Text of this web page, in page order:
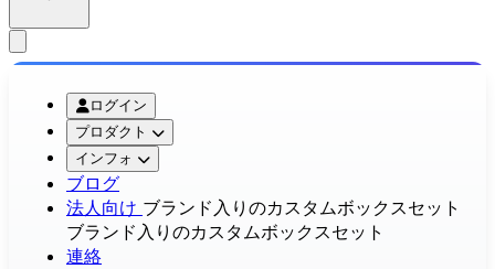
ログイン
プロダクト
インフォ
ブログ
法人向け ブランド入りのカスタムボックスセット
ブランド入りのカスタムボックスセット
連絡